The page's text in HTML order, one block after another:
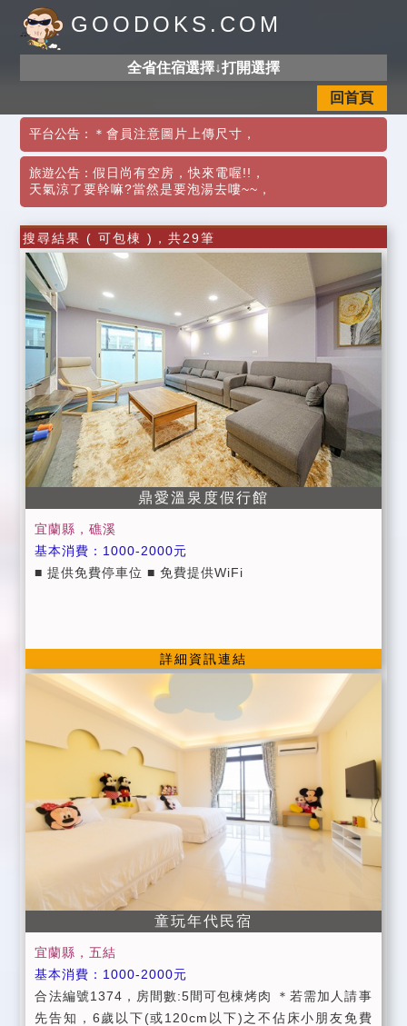
GOODOKS.COM
全省住宿選擇↓打開選擇
回首頁
平台公告： ＊會員注意圖片上傳尺寸 ，
旅遊公告：假日尚有空房，快來電喔!! ，
天氣涼了要幹嘛?當然是要泡湯去嘍~~ ，
搜尋結果 ( 可包棟 )，共29筆
鼎愛溫泉度假行館
宜蘭縣，礁溪
基本消費：1000-2000元
■ 提供免費停車位 ■ 免費提供WiFi
詳細資訊連結
童玩年代民宿
宜蘭縣，五結
基本消費：1000-2000元
合法編號1374，房間數:5間可包棟烤肉 ＊若需加人請事
先告知，6歲以下(或120cm以下)之不佔床小朋友免費